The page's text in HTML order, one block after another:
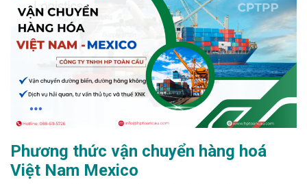
Phương thức vận chuyển hàng hoá
Việt Nam Mexico